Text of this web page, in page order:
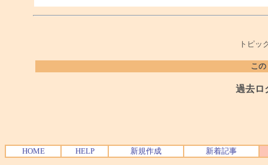
トピッ
こ
過去ロ
HOME HELP 新規作成 新着記事